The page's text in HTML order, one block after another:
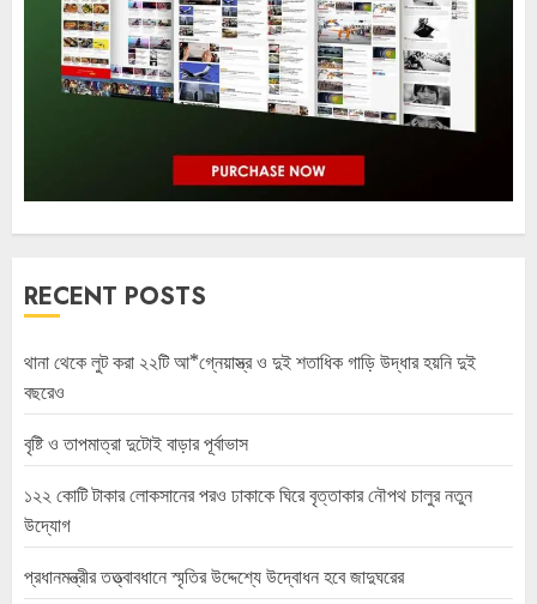
RECENT POSTS
থানা থেকে লুট করা ২২টি আ*গ্নেয়াস্ত্র ও দুই শতাধিক গাড়ি উদ্ধার হয়নি দুই
বছরেও
বৃষ্টি ও তাপমাত্রা দুটোই বাড়ার পূর্বাভাস
১২২ কোটি টাকার লোকসানের পরও ঢাকাকে ঘিরে বৃত্তাকার নৌপথ চালুর নতুন
উদ্যোগ
প্রধানমন্ত্রীর তত্ত্বাবধানে স্মৃতির উদ্দেশ্যে উদ্বোধন হবে জাদুঘরের